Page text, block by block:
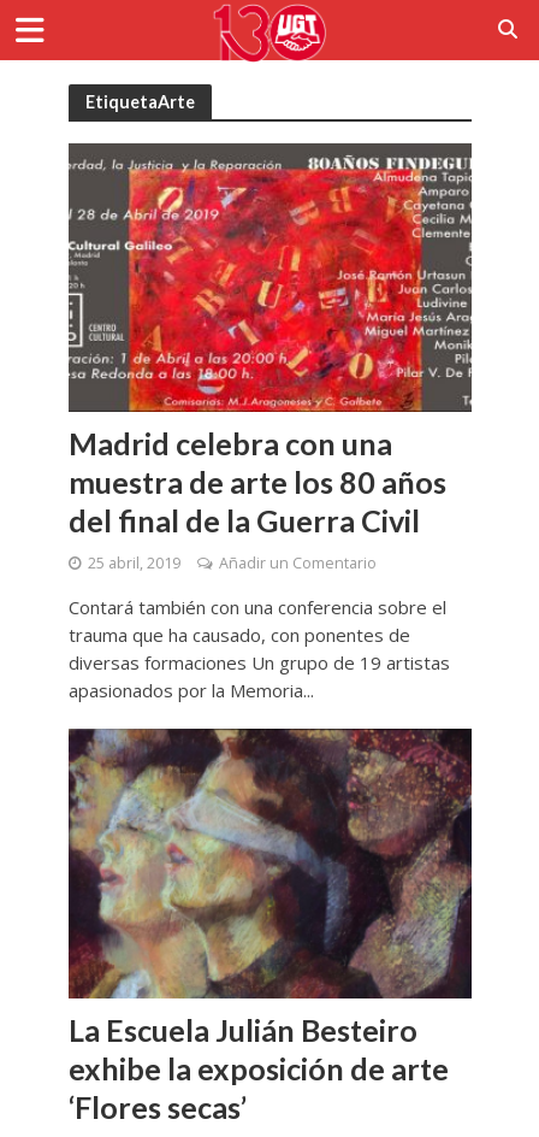
EtiquetaArte
Madrid celebra con una
muestra de arte los 80 años
del final de la Guerra Civil
25 abril, 2019 Añadir un Comentario
Contará también con una conferencia sobre el
trauma que ha causado, con ponentes de
diversas formaciones Un grupo de 19 artistas
apasionados por la Memoria...
La Escuela Julián Besteiro
exhibe la exposición de arte
‘Flores secas’